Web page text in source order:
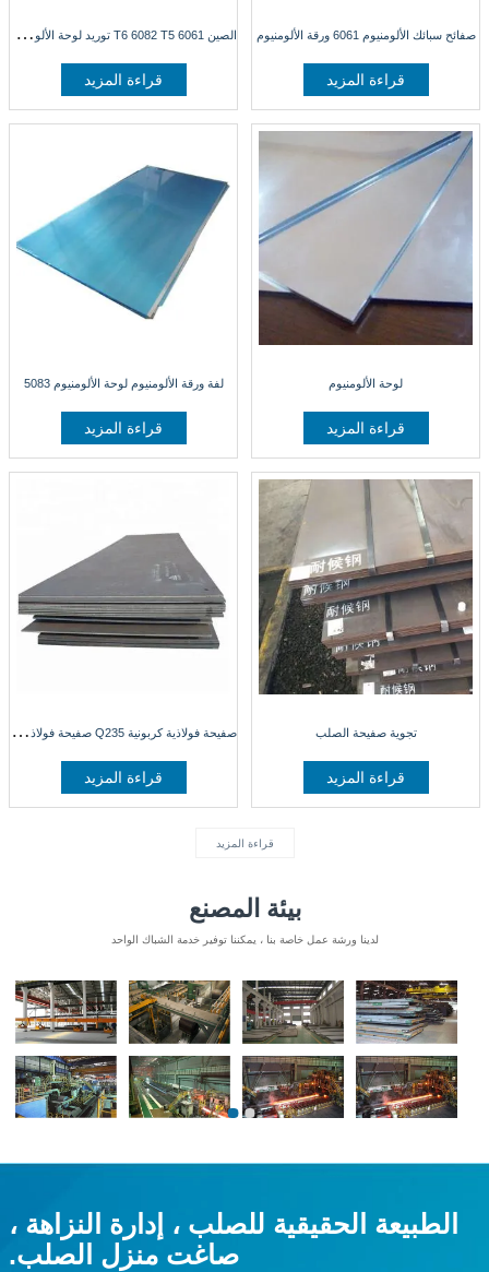
ا
لصين 6061 T6 6082 T5 توريد لوحة الألومنيوم
قراءة المزيد
صفائح سبائك الألومنيوم 6061 ورقة الألومنيوم
قراءة المزيد
لفة ورقة الألومنيوم لوحة الألومنيوم 5083
قراءة المزيد
لوحة الألومنيوم
قراءة المزيد
ص
فيحة فولاذية كربونية Q235 صفيحة فولاذية مدلفنة على الساخن لوحة فولاذية ss400
قراءة المزيد
تجوية صفيحة الصلب
قراءة المزيد
قراءة المزيد
بيئة المصنع
لدينا ورشة عمل خاصة بنا ، يمكننا توفير خدمة الشباك الواحد
الطبيعة الحقيقية للصلب ، إدارة النزاهة ،
صاغت منزل الصلب.